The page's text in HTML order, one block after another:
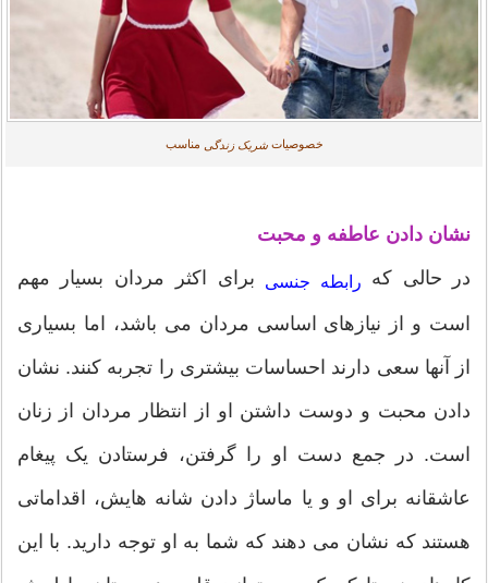
خصوصیاتشریک زندگی مناسب
نشان دادن عاطفه و محبت
در حالی که رابطه جنسی برای اکثر مردان بسیار مهم
است و از نیازهای اساسی مردان می باشد، اما بسیاری
از آنها سعی دارند احساسات بیشتری را تجربه کنند. نشان
دادن محبت و دوست داشتن او از انتظار مردان از زنان
است. در جمع دست او را گرفتن، فرستادن یک پیغام
عاشقانه برای او و یا ماساژ دادن شانه هایش، اقداماتی
هستند که نشان می دهند که شما به او توجه دارید. با این